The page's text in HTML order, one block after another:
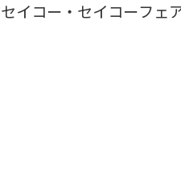
セイコー・セイコーフェ